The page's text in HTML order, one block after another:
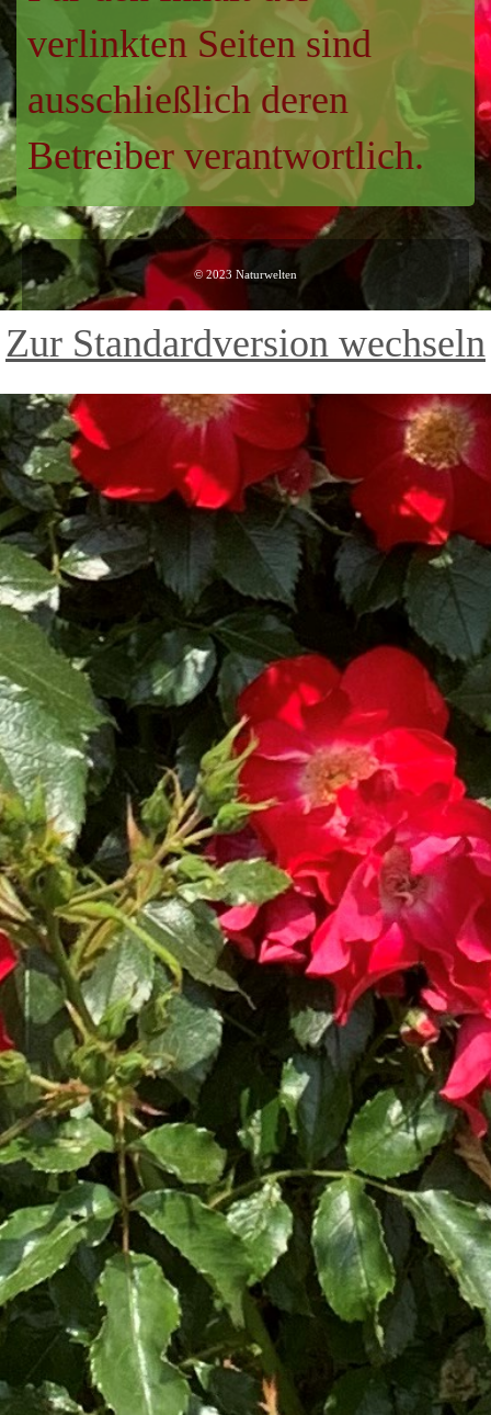
verlinkten Seiten sind
ausschließlich deren
Betreiber verantwortlich.
© 2023 Naturwelten
Zur Standardversion wechseln